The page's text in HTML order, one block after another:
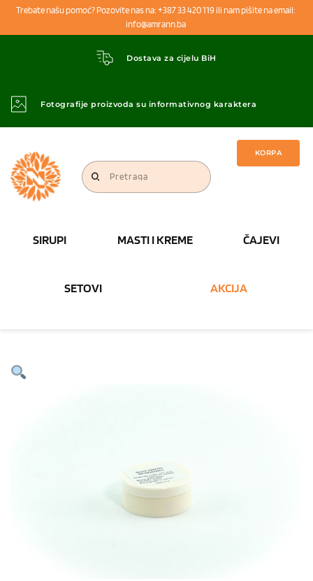
Trebate našu pomoć? Pozovite nas na: +387 33 420 119 ili nam pišite na email:
info@amrann.ba
Dostava za cijelu BiH
Fotografije proizvoda su informativnog karaktera
Pretraga
KORPA
SIRUPI MASTI I KREME ČAJEVI
SETOVI AKCIJA